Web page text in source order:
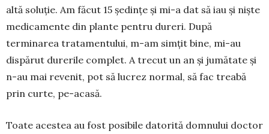
altă soluție. Am făcut 15 ședințe și mi-a dat să iau și niște
medicamente din plante pentru dureri. După
terminarea tratamen­tului, m-am simțit bine, mi-au
dispărut durerile complet. A trecut un an și jumă­tate și
n-au mai revenit, pot să lucrez nor­mal, să fac treabă
prin curte, pe-acasă.
Toate acestea au fost posibile datorită dom­nului doctor